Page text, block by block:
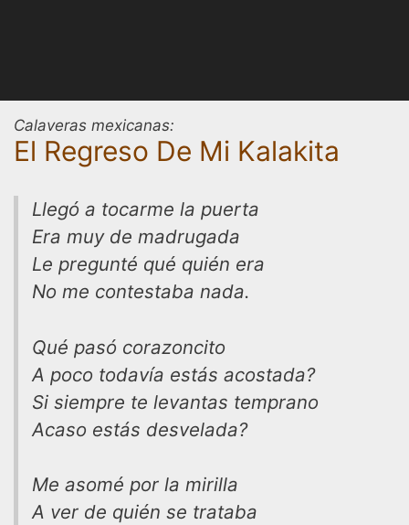
Calaveras mexicanas:
El Regreso De Mi Kalakita
Llegó a tocarme la puerta
Era muy de madrugada
Le pregunté qué quién era
No me contestaba nada.
Qué pasó corazoncito
A poco todavía estás acostada?
Si siempre te levantas temprano
Acaso estás desvelada?
Me asomé por la mirilla
A ver de quién se trataba